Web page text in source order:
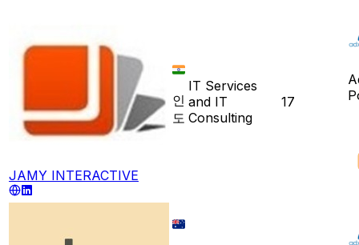
JAMY INTERACTIVE
인
도
IT Services
and IT
Consulting
17